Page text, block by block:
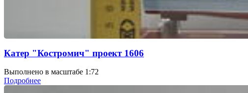
Катер "Костромич" проект 1606
Выполнено в масштабе 1:72
Подробнее